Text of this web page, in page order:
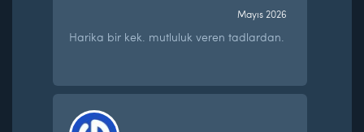
Mayıs 2026
Harika bir kek. mutluluk veren tadlardan.